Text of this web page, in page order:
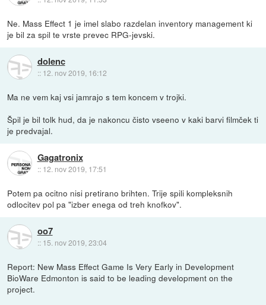
Ne. Mass Effect 1 je imel slabo razdelan inventory management ki
je bil za spil te vrste prevec RPG-jevski.
dolenc
:: 12. nov 2019, 16:12
Ma ne vem kaj vsi jamrajo s tem koncem v trojki.
Špil je bil tolk hud, da je nakoncu čisto vseeno v kaki barvi filmček ti
je predvajal.
Gagatronix
:: 12. nov 2019, 17:51
Potem pa ocitno nisi pretirano brihten. Trije spili kompleksnih
odlocitev pol pa "izber enega od treh knofkov".
oo7
:: 15. nov 2019, 23:04
Report: New Mass Effect Game Is Very Early in Development
BioWare Edmonton is said to be leading development on the
project.